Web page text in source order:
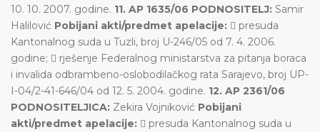
10. 10. 2007. godine. 11. AP 1635/06 PODNOSITELJ: Samir
Halilović Pobijani akti/predmet apelacije:  presuda
Kantonalnog suda u Tuzli, broj U-246/05 od 7. 4. 2006.
godine;  rješenje Federalnog ministarstva za pitanja boraca
i invalida odbrambeno-oslobodilačkog rata Sarajevo, broj UP-
I-04/2-41-646/04 od 12. 5. 2004. godine. 12. AP 2361/06
PODNOSITELJICA: Zekira Vojniković Pobijani
akti/predmet apelacije:  presuda Kantonalnog suda u